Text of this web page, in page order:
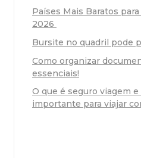
Países Mais Baratos
2026
Bursite no quadril pode
Como organizar
essenciais!
O que é seguro viagem
importante para viajar